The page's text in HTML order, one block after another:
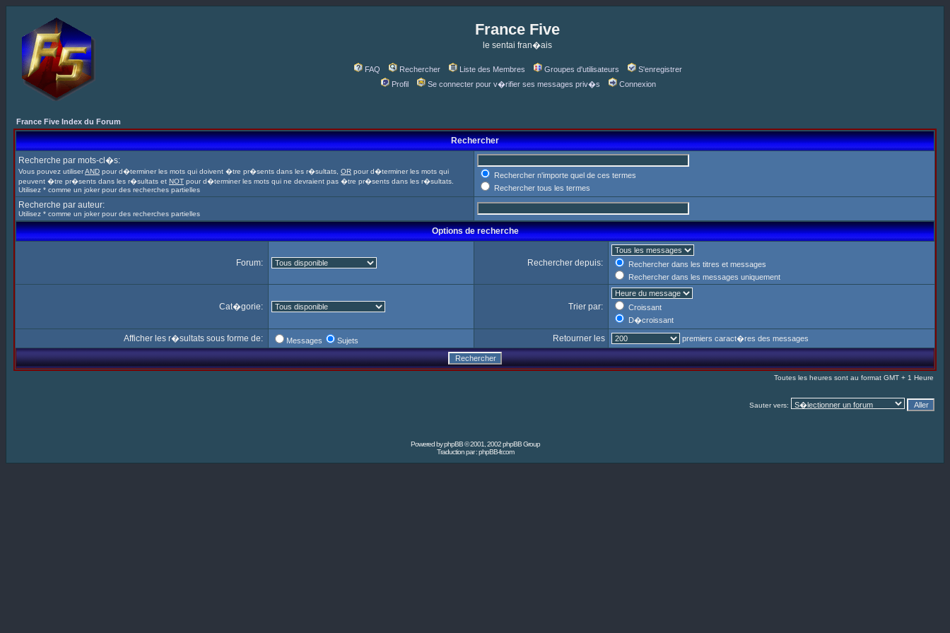
France Five
le sentai fran�ais
FAQ Rechercher Liste des Membres Groupes d'utilisateurs
S'enregistrer
Profil
Se connecter pour v�rifier ses messages priv�s Connexion
France Five Index du Forum
Rechercher
Recherche par mots-cl�s:
Vous pouvez utiliserAND pour d�terminer les mots qui doivent �tre pr�sents dans les r�sultats, OR pour d�terminer les mots qui
peuvent �tre pr�sents dans les r�sultats et NOT pour d�terminer les mots qui ne devraient pas �tre pr�sents dans les r�sultats.
Utilisez * comme un joker pour des recherches partielles
Rechercher n'importe quel de ces termes
Rechercher tous les termes
Recherche par auteur:
Utilisez * comme un joker pour des recherches partielles
Options de recherche
Forum: Rechercher depuis:
Rechercher dans les titres et messages
Rechercher dans les messages uniquement
Cat�gorie: Trier par:
Croissant
D�croissant
Afficher les r�sultats sous forme de: Messages Sujets Retourner les premiers caract�res des messages
Toutes les heures sont au format GMT + 1 Heure
Sauter vers:
Powered byphpBB© 2001, 2002 phpBB Group
Traduction par :phpBB-fr.com